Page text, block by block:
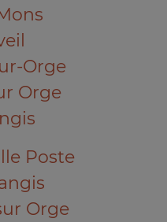
Orge
Orge
Poste
Orge